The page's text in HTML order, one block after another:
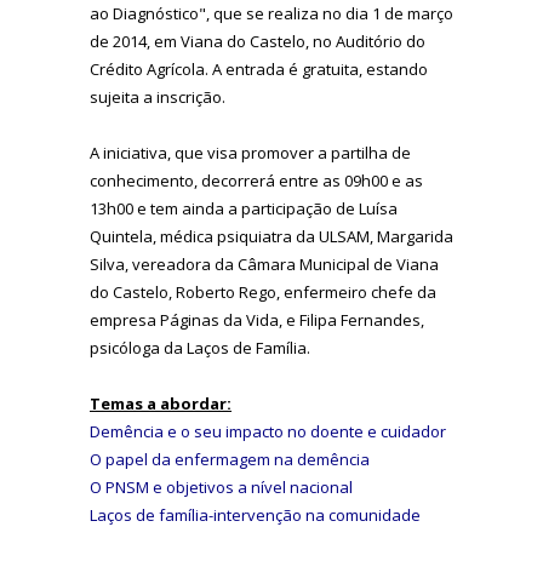
ao Diagnóstico", que se realiza no dia 1 de março
de 2014, em Viana do Castelo, no Auditório do
Crédito Agrícola. A entrada é gratuita, estando
sujeita a inscrição.
A iniciativa, que visa promover a partilha de
conhecimento, decorrerá entre as 09h00 e as
13h00 e tem ainda a participação de Luísa
Quintela, médica psiquiatra da ULSAM, Margarida
Silva, vereadora da Câmara Municipal de Viana
do Castelo, Roberto Rego, enfermeiro chefe da
empresa Páginas da Vida, e Filipa Fernandes,
psicóloga da Laços de Família.
Temas a abordar:
Demência e o seu impacto no doente e cuidador
O papel da enfermagem na demência
O PNSM e objetivos a nível nacional
Laços de família-intervenção na comunidade